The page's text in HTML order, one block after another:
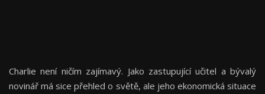
Charlie není ničím zajímavý. Jako zastupující učitel a bývalý
novinář má sice přehled o světě, ale jeho ekonomická situace